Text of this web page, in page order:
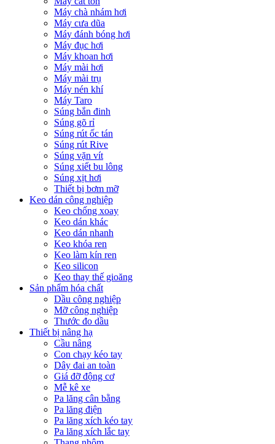
Máy chà nhám hơi
Máy cưa dũa
Máy đánh bóng hơi
Máy đục hơi
Máy khoan hơi
Máy mài hơi
Máy mài trụ
Máy nén khí
Máy Taro
Súng bắn đinh
Súng gõ rỉ
Súng rút ốc tán
Súng rút Rive
Súng vặn vít
Súng xiết bu lông
Súng xịt hơi
Thiết bị bơm mỡ
Keo dán công nghiệp
Keo chống xoay
Keo dán khác
Keo dán nhanh
Keo khóa ren
Keo làm kín ren
Keo silicon
Keo thay thế gioăng
Sản phẩm hóa chất
Dầu công nghiệp
Mỡ công nghiệp
Thước đo dầu
Thiết bị nâng hạ
Cầu nâng
Con chạy kéo tay
Dây đai an toàn
Giá đỡ động cơ
Mễ kê xe
Pa lăng cân bằng
Pa lăng điện
Pa lăng xích kéo tay
Pa lăng xích lắc tay